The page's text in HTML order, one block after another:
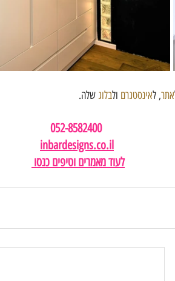
אתר, לאינסטגרם ולבלוג שלה.
052-8582400
inbardesigns.co.il
לעוד מאמרים וטיפים כנסו